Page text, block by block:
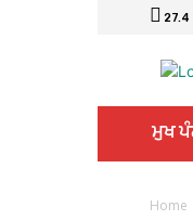
27.4
ਮੁਖ
Home